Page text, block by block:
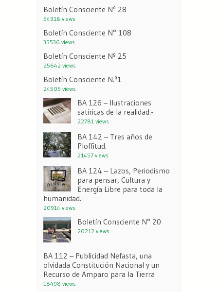
Boletín Consciente Nº 28
54918 views
Boletín Consciente N° 108
35536 views
Boletín Consciente Nº 25
25642 views
Boletín Consciente N.º1
24505 views
BA 126 – Ilustraciones
satíricas de la realidad.-
22781 views
BA 142 – Tres años de
Ploffitud.
21457 views
BA 124 – Lazos, Periodismo
para pensar, Cultura y
Energía Libre para toda la
humanidad.-
20914 views
Boletín Consciente N° 20
20212 views
BA 112 – Publicidad Nefasta, una
olvidada Constitución Nacional y un
Recurso de Amparo para la Tierra
18498 views